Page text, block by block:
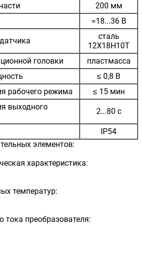
200 мм
=18...36 В
сталь
12Х18Н10Т
головки
пластмасса
≤ 0,8 В
рабочего режима
≤ 15 мин
выходного
2...80 с
IP54
элементов:
характеристика:
температур:
тока преобразователя: